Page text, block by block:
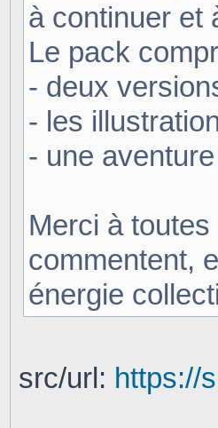
à continuer et
Le pack
- deux
- les
- une
Merci à
commentent,
énergie
src/url: https://